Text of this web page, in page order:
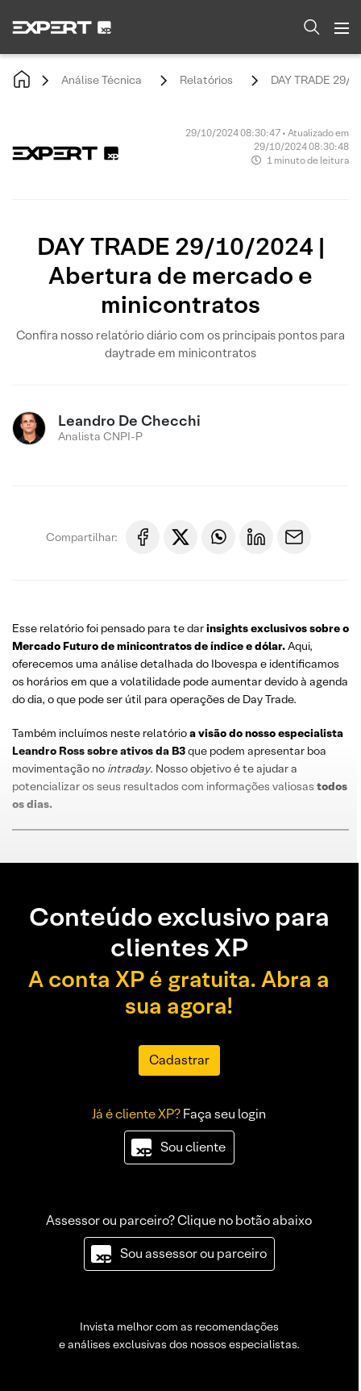
Análise Técnica Relatórios DAY TRADE 29/
29/10/2024 08:30:47 • Atualizado em
29/10/2024 08:30:48
1 minuto de leitura
DAY TRADE 29/10/2024 |
Abertura de mercado e
minicontratos
Confira nosso relatório diário com os principais pontos para
daytrade em minicontratos
Leandro De Checchi
Analista CNPI-P
Compartilhar:
Esse relatório foi pensado para te darinsights exclusivos sobre o
Mercado Futurode minicontratos de índice e dólar.Aqui,
oferecemos uma análise detalhada do Ibovespa e identificamos
os horários em que a volatilidade pode aumentar devido à agenda
do dia, o que pode ser útil para operações de Day Trade.
Também incluímos neste relatórioa visão do nosso especialista
Leandro Rosssobreativos da B3que podem apresentar boa
movimentação no intraday. Nosso objetivo é te ajudar a
potencializar os seus resultados com informações valiosas todos
os dias.
Conteúdo exclusivo para
clientes XP
A conta XP é gratuita. Abra a
sua agora!
Cadastrar
Já é cliente XP?Faça seu login
Sou cliente
Assessor ou parceiro? Clique no botão abaixo
Sou assessor ou parceiro
Invista melhor com as recomendações
e análises exclusivas dos nossos especialistas.